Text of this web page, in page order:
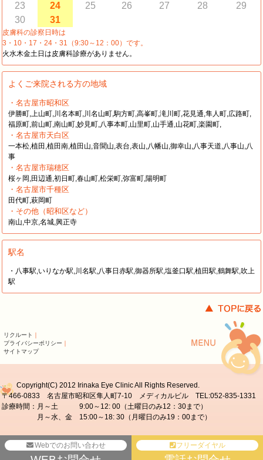
23
24 25 26 27 28
29
30
31
皮膚科の診察日時は
3・10・17・24・31（9:30～12：00）です。
火水木金土日は皮膚科診療がありません。
よくご来院される方の地域
・名古屋市昭和区
伊勝町,上山町,川名本町,川名山町,駒方町,高峯町,滝川町,花見通,隼人町,広路町,
福原町,前山町,南山町,妙見町,八事本町,山里町,山手通,山花町,楽園町,
・名古屋市天白区
一本松,植田,植田南,植田山,音聞山,表台,表山,八幡山,御幸山,八事天道,八事山,八
事
・名古屋市瑞穂区
桜ヶ岡,田辺通,初日町,春山町,松栄町,弥富町,陽明町
・名古屋市千種区
田代町,萩岡町
・その他（昭和区など）
南山,中京,名城,興正寺
駅名
・八事駅,いりなか駅,川名駅,八事日赤駅,御器所駅,塩釜口駅,植田駅,鶴舞駅,吹上
駅
リクルート ｜
プライバシーポリシー ｜
サイトマップ
Copyright(C) 2012 Irinaka Eye Clinic All Rights Reserved.
〒466-0833 名古屋市昭和区隼人町7-10 メディカルビル TEL:052-835-1331
診療時間：月～土 9:00～12: 00（土曜日のみ12：30まで）
月～水、金 15:00～18: 30（月曜日のみ19：00まで）
Webでのお問い合わせ フリーダイヤル